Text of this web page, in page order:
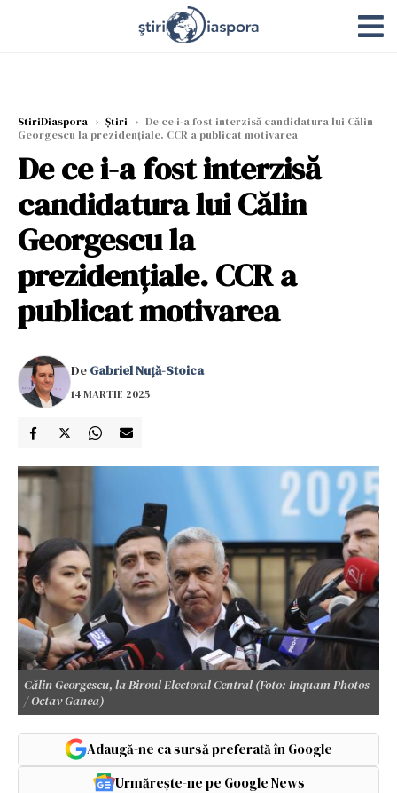
StiriDiaspora › Știri › De ce i-a fost interzisă candidatura lui Călin
Georgescu la prezidențiale. CCR a publicat motivarea
De ce i-a fost interzisă
candidatura lui Călin
Georgescu la
prezidențiale. CCR a
publicat motivarea
De Gabriel Nuță-Stoica
14 MARTIE 2025
Călin Georgescu, la Biroul Electoral Central (Foto: Inquam Photos
/ Octav Ganea)
Adaugă-ne ca sursă preferată în Google
Urmărește-ne pe Google News